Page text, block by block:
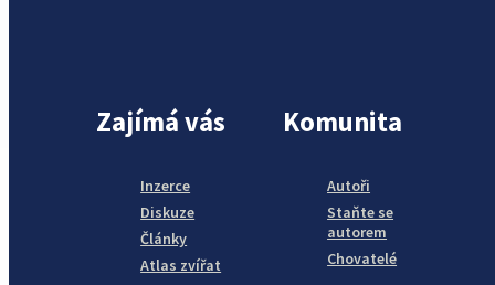
Zajímá vás
Inzerce
Diskuze
Články
Atlas zvířat
Komunita
Autoři
Staňte se
autorem
Chovatelé